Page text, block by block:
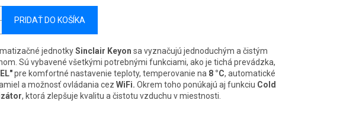
PRIDAŤ DO KOŠÍKA
jednotkySinclair Keyon sa vyznačujú jednoduchým a čistým
Sú vybavené všetkými potrebnými funkciami, ako je tichá prevádzka,
pre komfortné nastavenie teploty, temperovanie na 8 °C, automatické
a možnosť ovládania cez WiFi. Okrem toho ponúkajú aj funkciu Cold
, ktorá zlepšuje kvalitu a čistotu vzduchu v miestnosti.